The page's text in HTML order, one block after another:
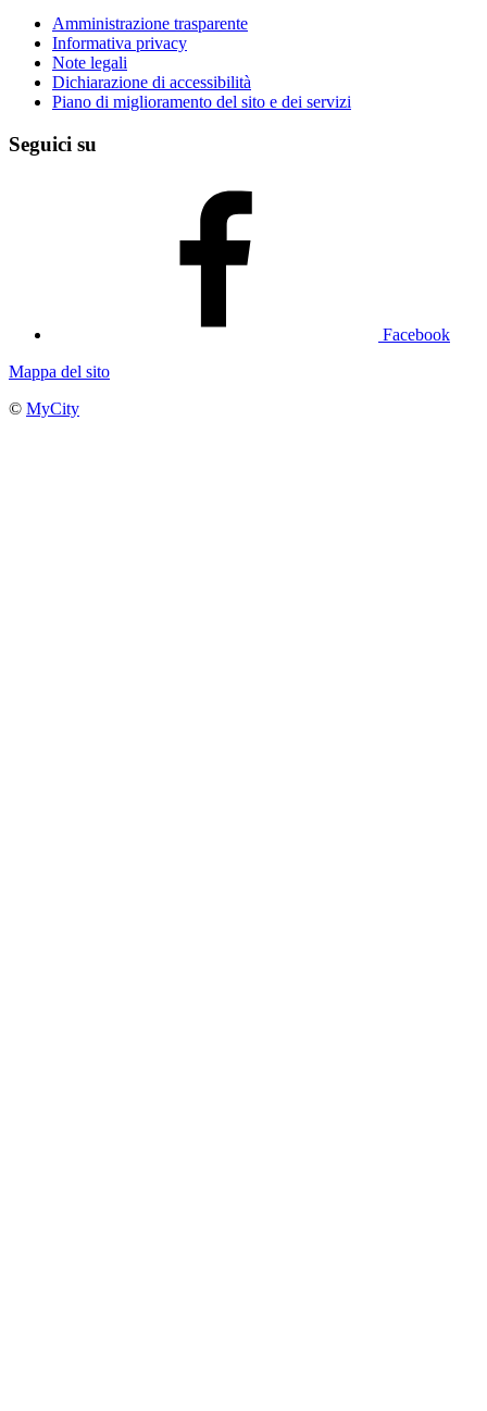
Amministrazione trasparente
Informativa privacy
Note legali
Dichiarazione di accessibilità
Piano di miglioramento del sito e dei servizi
Seguici su
Facebook
Mappa del sito
© MyCity